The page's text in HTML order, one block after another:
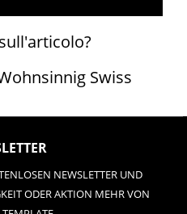
Swiss
NEWSLETTER UND
ODER AKTION MEHR VON